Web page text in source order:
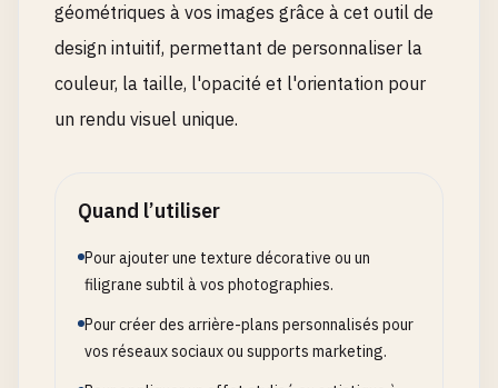
géométriques à vos images grâce à cet outil de
design intuitif, permettant de personnaliser la
couleur, la taille, l'opacité et l'orientation pour
un rendu visuel unique.
Quand l’utiliser
Pour ajouter une texture décorative ou un
filigrane subtil à vos photographies.
Pour créer des arrière-plans personnalisés pour
vos réseaux sociaux ou supports marketing.